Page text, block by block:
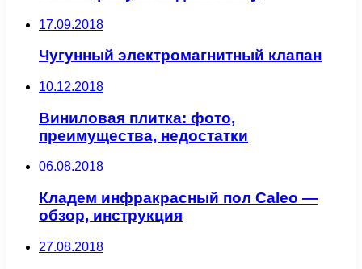
17.09.2018
Чугунный электромагнитный клапан
10.12.2018
Виниловая плитка: фото,
преимущества, недостатки
06.08.2018
Кладем инфракрасный пол Caleo —
обзор, инструкция
27.08.2018